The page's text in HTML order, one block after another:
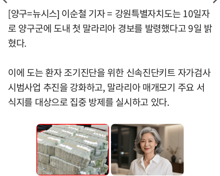
[양구=뉴시스] 이순철 기자 = 강원특별자치도는 10일자
로 양구군에 도내 첫 말라리아 경보를 발령했다고 9일 밝
혔다.
이에 도는 환자 조기진단을 위한 신속진단키트 자가검사
시범사업 추진을 강화하고, 말라리아 매개모기 주요 서
식지를 대상으로 집중 방제를 실시하고 있다.